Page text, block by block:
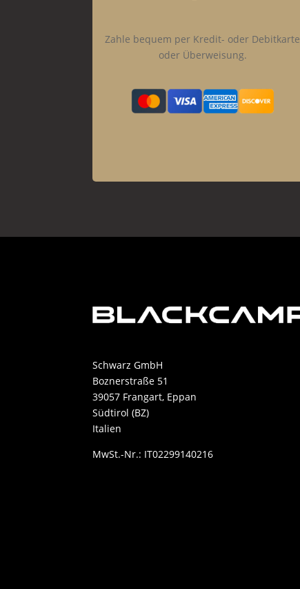
Zahle bequem per Kredit- oder Debitkarte
oder Überweisung.
Schwarz GmbH
Boznerstraße 51
39057 Frangart, Eppan
Südtirol (BZ)
Italien
MwSt.-Nr.: IT02299140216